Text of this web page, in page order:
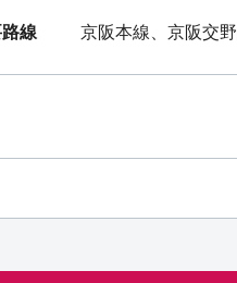
線 京阪本線、京阪交